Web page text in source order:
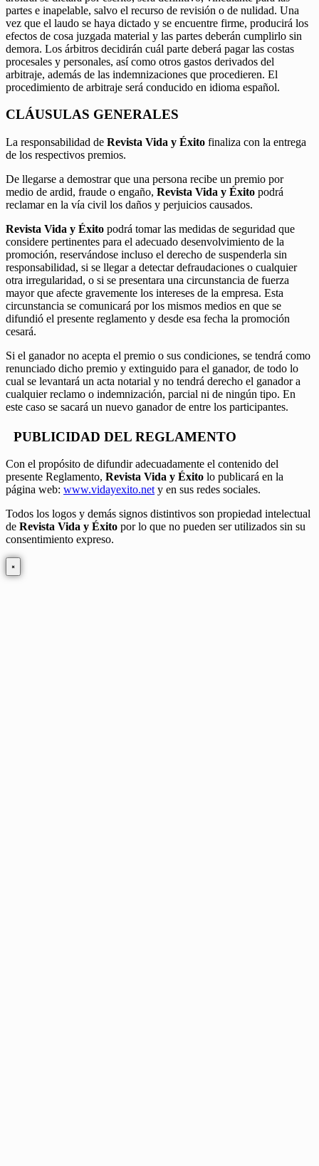
partes e inapelable, salvo el recurso de revisión o de nulidad. Una
vez que el laudo se haya dictado y se encuentre firme, producirá los
efectos de cosa juzgada material y las partes deberán cumplirlo sin
demora. Los árbitros decidirán cuál parte deberá pagar las costas
procesales y personales, así como otros gastos derivados del
arbitraje, además de las indemnizaciones que procedieren. El
procedimiento de arbitraje será conducido en idioma español.
CLÁUSULAS GENERALES
La responsabilidad de Revista Vida y Éxito finaliza con la entrega
de los respectivos premios.
De llegarse a demostrar que una persona recibe un premio por
medio de ardid, fraude o engaño, Revista Vida y Éxito podrá
reclamar en la vía civil los daños y perjuicios causados.
Revista Vida y Éxito podrá tomar las medidas de seguridad que
considere pertinentes para el adecuado desenvolvimiento de la
promoción, reservándose incluso el derecho de suspenderla sin
responsabilidad, si se llegar a detectar defraudaciones o cualquier
otra irregularidad, o si se presentara una circunstancia de fuerza
mayor que afecte gravemente los intereses de la empresa. Esta
circunstancia se comunicará por los mismos medios en que se
difundió el presente reglamento y desde esa fecha la promoción
cesará.
Si el ganador no acepta el premio o sus condiciones, se tendrá como
renunciado dicho premio y extinguido para el ganador, de todo lo
cual se levantará un acta notarial y no tendrá derecho el ganador a
cualquier reclamo o indemnización, parcial ni de ningún tipo. En
este caso se sacará un nuevo ganador de entre los participantes.
PUBLICIDAD DEL REGLAMENTO
Con el propósito de difundir adecuadamente el contenido del
presente Reglamento, Revista Vida y Éxito lo publicará en la
página web: www.vidayexito.nety en sus redes sociales.
Todos los logos y demás signos distintivos son propiedad intelectual
de Revista Vida y Éxito por lo que no pueden ser utilizados sin su
consentimiento expreso.
×